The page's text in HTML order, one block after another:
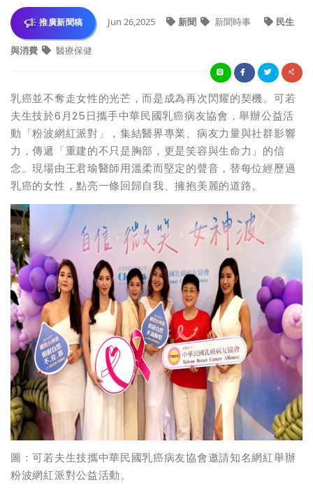
推廣新聞稿 Jun 26,2025 新聞 新聞時事 民生
與消費 醫療保健
乳癌並不奪走女性的光芒，而是成為再次閃耀的契機。可若
夫生技於6月25日攜手中華民國乳癌病友協會，舉辦公益活
動「粉波網紅派對」，集結醫界專業、病友力量與社群影響
力，傳遞「重建的不只是胸部，更是笑容與生命力」的信
念。現場由王君瑜醫師用溫柔而堅定的聲音，替每位經歷過
乳癌的女性，點亮一條回歸自我、擁抱美麗的道路。
圖：可若夫生技攜中華民國乳癌病友協會邀請知名網紅舉辦
粉波網紅派對公益活動。